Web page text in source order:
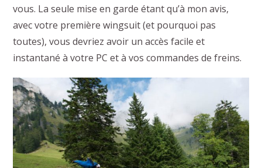
vous. La seule mise en garde étant qu’à mon avis,
avec votre première wingsuit (et pourquoi pas
toutes), vous devriez avoir un accès facile et
instantané à votre PC et à vos commandes de freins.